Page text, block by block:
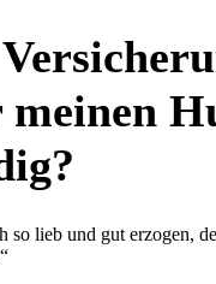
so lieb und gut erzogen,